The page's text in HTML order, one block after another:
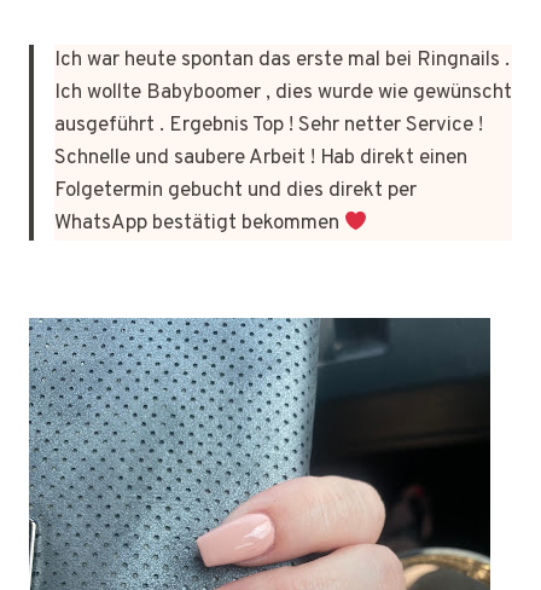
Ich war heute spontan das erste mal bei Ringnails .
Ich wollte Babyboomer , dies wurde wie gewünscht
ausgeführt . Ergebnis Top ! Sehr netter Service !
Schnelle und saubere Arbeit ! Hab direkt einen
Folgetermin gebucht und dies direkt per
WhatsApp bestätigt bekommen